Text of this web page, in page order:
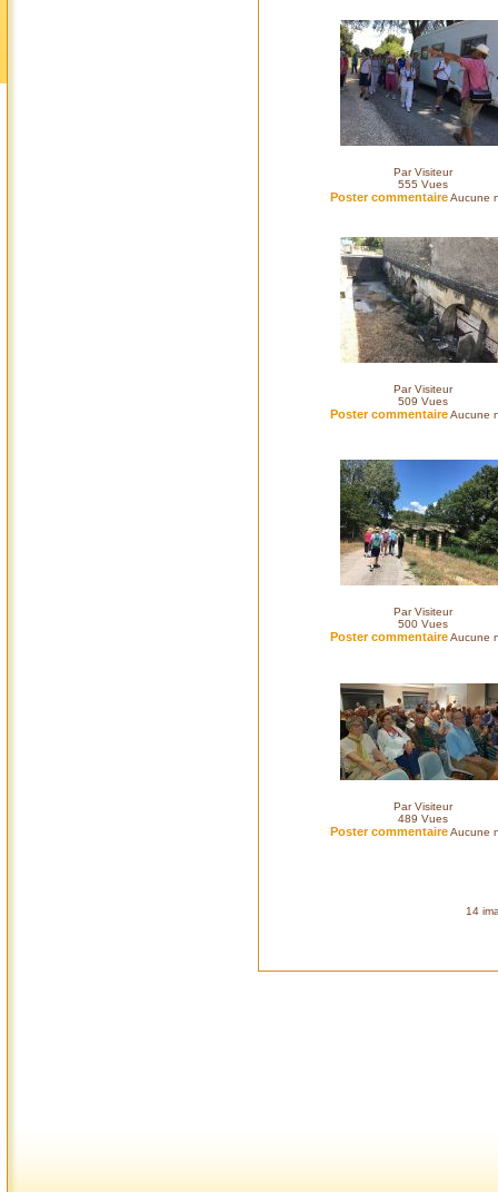
Par Visiteur
555 Vues
Poster commentaireAucune
Par Visiteur
509 Vues
Poster commentaireAucune
Par Visiteur
500 Vues
Poster commentaireAucune
Par Visiteur
489 Vues
Poster commentaireAucune
14